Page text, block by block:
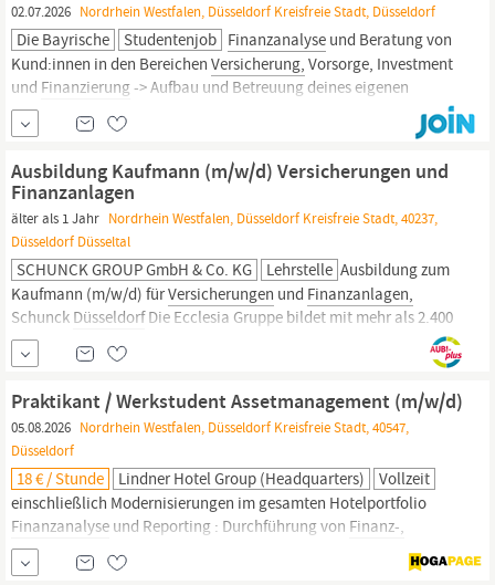
02.07.2026 Nordrhein Westfalen, Düsseldorf Kreisfreie Stadt, Düsseldorf
Die Bayrische Studentenjob Finanzanalyse und Beratung von
Kund:innen in den Bereichen Versicherung, Vorsorge, Investment
und Finanzierung-> Aufbau und Betreuung deines eigenen
KundenstammsEntwicklung individueller
– kein
Schema F -> Zusammenarbeit mit unserem Maklerhaus,
Ausbildung Kaufmann (m/w/d) Versicherungen und
Finanzanlagen
älter als 1 Jahr Nordrhein Westfalen, Düsseldorf Kreisfreie Stadt, 40237,
Düsseldorf Düsseltal
SCHUNCK GROUP GmbH & Co. KG Lehrstelle Ausbildung zum
Kaufmann (m/w/d) fürVersicherungen und Finanzanlagen,
Schunck DüsseldorfDie Ecclesia Gruppe bildet mit mehr als 2.400
Beschäftigten und einem platzierten Prämienvolumen von 3
Milliarden Euro p. a. den größten deutschen
Versicherungsmakler
für Unternehmen und Institutionen. Zur Gruppe...
Praktikant / Werkstudent Assetmanagement (m/w/d)
05.08.2026 Nordrhein Westfalen, Düsseldorf Kreisfreie Stadt, 40547,
Düsseldorf
18 € / Stunde Lindner Hotel Group (Headquarters)
Vollzeit
einschließlich Modernisierungen im gesamten Hotelportfolio
Finanzanalyse und Reporting : Durchführung von Finanz-,
Betriebs- und Marktanalysen für bestehende Vermögenswerte und
neue Projekte, um eine kontinuierliche Verbesserung der